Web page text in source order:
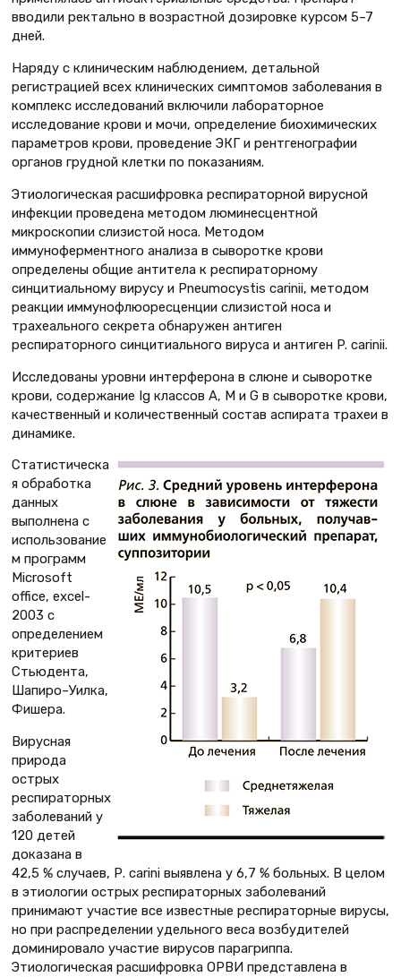
вводили ректально в возрастной дозировке курсом 5–7
дней.
Наряду с клиническим наблюдением, детальной
регистрацией всех клинических симптомов заболевания в
комплекс исследований включили лабораторное
исследование крови и мочи, определение биохимических
параметров крови, проведение ЭКГ и рентгенографии
органов грудной клетки по показаниям.
Этиологическая расшифровка респираторной вирусной
инфекции проведена методом люминесцентной
микроскопии слизистой носа. Методом
иммуноферментного анализа в сыворотке крови
определены общие антитела к респираторному
синцитиальному вирусу и Pneumocystis carinii, методом
реакции иммунофлюоресценции слизистой носа и
трахеального секрета обнаружен антиген
респираторного синцитиального вируса и антиген P. carinii.
Исследованы уровни интерферона в слюне и сыворотке
крови, содержание Ig классов А, М и G в сыворотке крови,
качественный и количественный состав аспирата трахеи в
динамике.
Статистическа
я обработка
данных
выполнена с
использование
м программ
Microsoft
оffiсe, еxcel-
2003 с
определением
критериев
Стьюдента,
Шапиро–Уилка,
Фишера.
Вирусная
природа
острых
респираторных
заболеваний у
120 детей
доказана в
42,5 % случаев, Р. carini выявлена у 6,7 % больных. В целом
в этиологии острых респираторных заболеваний
принимают участие все известные респираторные вирусы,
но при распределении удельного веса возбудителей
доминировало участие вирусов парагриппа.
Этиологическая расшифровка ОРВИ представлена в